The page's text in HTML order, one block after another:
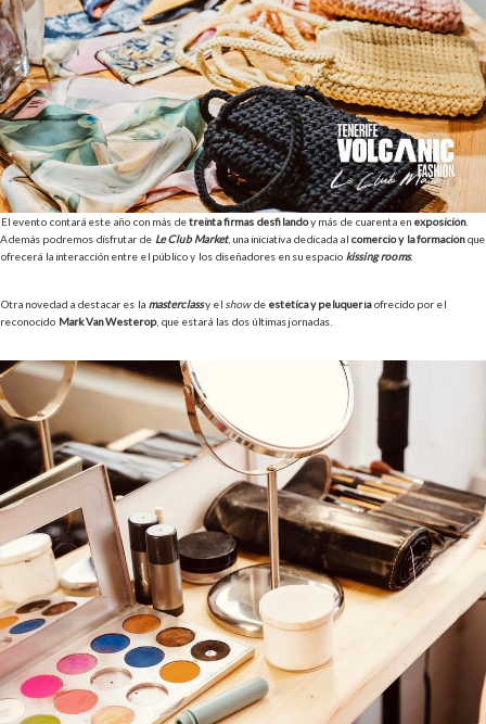
El evento contará este año con más detreinta firmas desfilandoy más de cuarenta en exposición.
Además podremos disfrutar de Le Club Market, una iniciativa dedicada al comercio y la formaciónque
ofrecerá la interacción entre el público y los diseñadores en su espacio kissing rooms.
Otra novedad a destacar es la masterclassy el showde estética y peluqueríaofrecido por el
reconocido Mark Van Westerop, que estará las dos últimas jornadas.